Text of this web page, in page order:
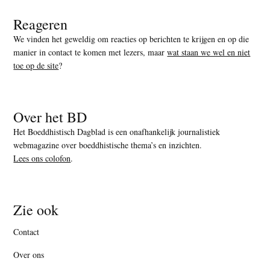
Reageren
We vinden het geweldig om reacties op berichten te krijgen en op die
manier in contact te komen met lezers, maarwat staan we wel en niet
toe op de site?
Over het BD
Het Boeddhistisch Dagblad is een onafhankelijk journalistiek
webmagazine over boeddhistische thema’s en inzichten.
Lees ons colofon.
Zie ook
Contact
Over ons